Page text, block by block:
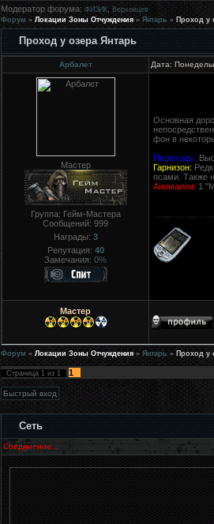
Модератор форума: ФИЗИК
Верховцев
Форум » Локации Зоны Отчуждения » Янтарь » Проход у
Проход у озера Янтарь
Арбалет Дата:
Мастер
Группа: Гейм-Мастера
Сообщений: 999
Награды: 3
Репутация: 40
Замечания: 0%
Основная
фон в
Переходы:
Гарнизон:
псами. Также
Аномалии: 1
Мастер
Форум » Локации Зоны Отчуждения » Янтарь » Проход у
Страница 1 из 1
1
Сеть
Соединение...